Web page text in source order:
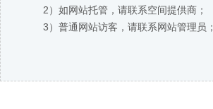
2）如网站托管，请联系空间提供商；
3）普通网站访客，请联系网站管理员；